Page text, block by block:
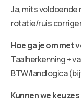
Ja, mits voldoende
rotatie/ruis
Hoe ga je om met
Taalherkenning +
BTW/landlogica
Kunnen we